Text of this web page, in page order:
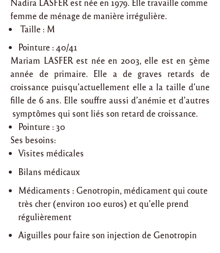
Nadira LASFER est née en 1979. Elle travaille comme
femme de ménage de manière irrégulière.
Taille : M
Pointure : 40/41
Mariam LASFER est née en 2003, elle est en 5ème
année de primaire. Elle a de graves retards de
croissance puisqu’actuellement elle a la taille d’une
fille de 6 ans. Elle souffre aussi d’anémie et d’autres
symptômes qui sont liés son retard de croissance.
Pointure : 30
Ses besoins:
Visites médicales
Bilans médicaux
Médicaments : Genotropin, médicament qui coute
très cher (environ 100 euros) et qu’elle prend
régulièrement
Aiguilles pour faire son injection de Genotropin